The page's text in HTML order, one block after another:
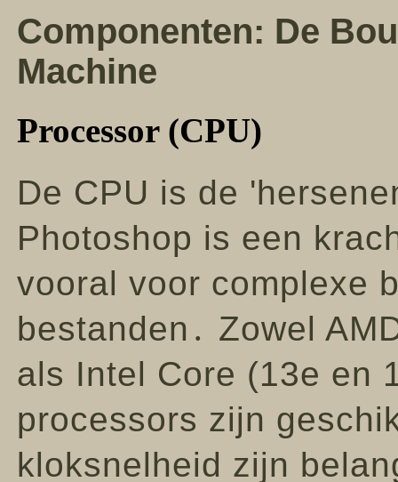
Componenten: De
Machine
Processor (CPU)
De CPU is de
Photoshop is een
vooral voor complexe
bestanden․ Zowel
als Intel Core (13e en
processors zijn
kloksnelheid zijn